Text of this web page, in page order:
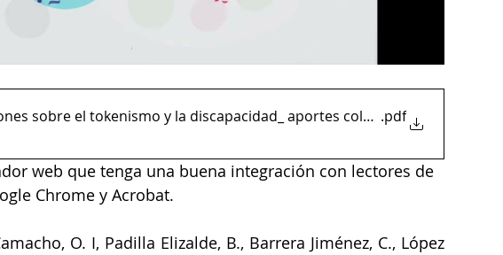
sobre el tokenismo y la discapacidad_ aportes colectivos desde
.pdf
web que tenga una buena integración con lectores de
Chrome y Acrobat.
O. I, Padilla Elizalde, B., Barrera Jiménez, C., López